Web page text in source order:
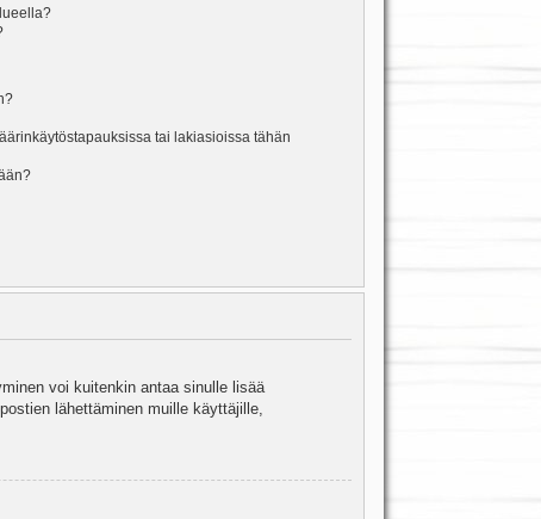
tai lakiasioissa tähän
voi kuitenkin antaa sinulle lisää
lähettäminen muille käyttäjille,